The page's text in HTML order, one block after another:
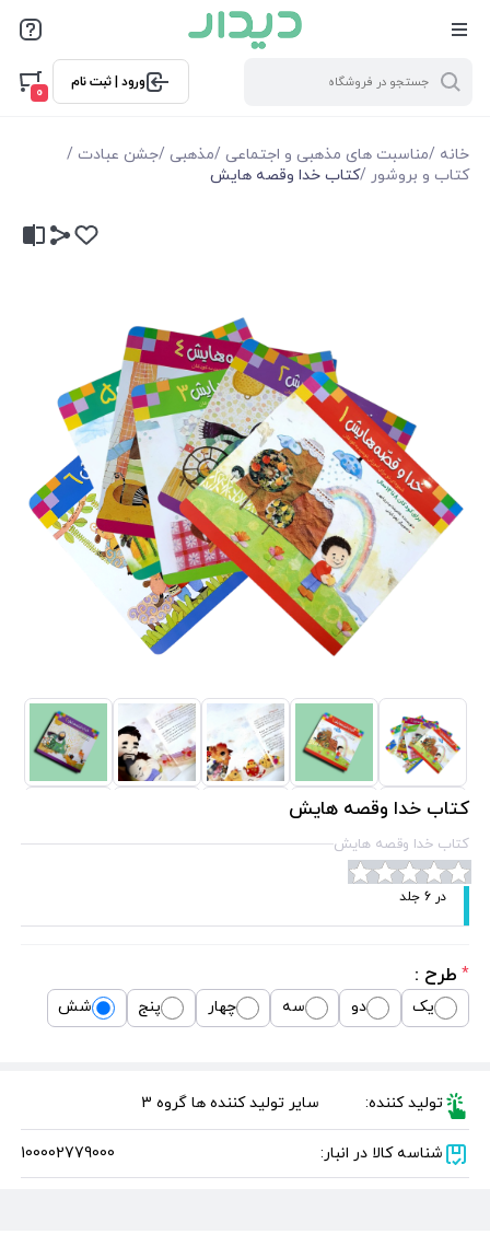
ورود | ثبت نام
0
خانه /مناسبت های مذهبی و اجتماعی /مذهبی /جشن عبادت /
کتاب و بروشور /کتاب خدا وقصه هایش
کتاب خدا وقصه هایش
کتاب خدا وقصه هایش
در 6 جلد
* طرح :
یک دو سه چهار پنج شش
تولید کننده: سایر تولید کننده ها گروه 3
شناسه کالا در انبار: 100002779000